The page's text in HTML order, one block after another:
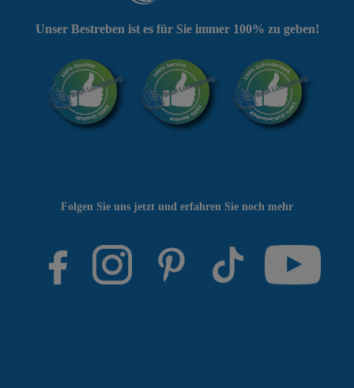
Folgen Sie uns jetzt und erfahren Sie noch mehr
Unser Bestreben ist es für Sie immer 100% zu geben!